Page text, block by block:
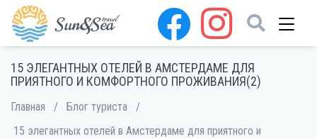
15 ЭЛЕГАНТНЫХ ОТЕЛЕЙ В АМСТЕРДАМЕ ДЛЯ
ПРИЯТНОГО И КОМФОРТНОГО ПРОЖИВАНИЯ(2)
Главная / Блог туриста
/
15 элегантных отелей в Амстердаме для приятного и